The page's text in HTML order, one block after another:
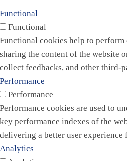
Functional
Functional
Functional cookies help to
sharing the content of the website
collect feedbacks, and other third-
Performance
Performance
Performance cookies are used to
key performance indexes of the
delivering a better user experience
Analytics